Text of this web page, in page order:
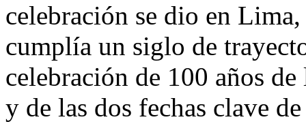
celebración se dio en
cumplía un siglo de
celebración de 100 años
y de las dos fechas clave